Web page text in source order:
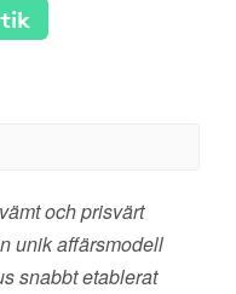
och prisvärt
unik affärsmodell
snabbt etablerat